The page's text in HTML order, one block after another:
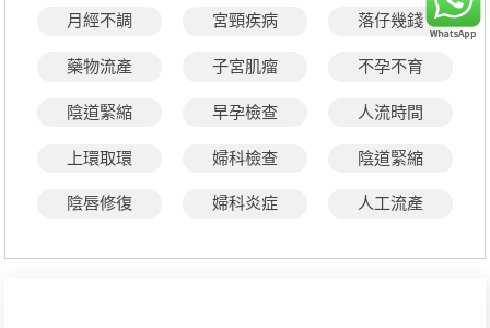
月經不調 宮頸疾病 落仔幾錢
藥物流產 子宮肌瘤 不孕不育
陰道緊縮 早孕檢查 人流時間
上環取環 婦科檢查 陰道緊縮
陰唇修復 婦科炎症 人工流產